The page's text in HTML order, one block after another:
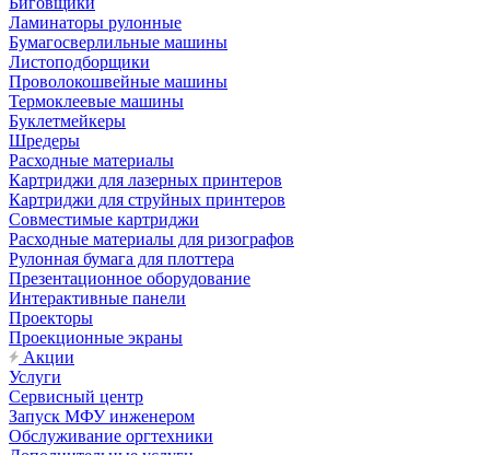
Ламинаторы рулонные
Бумагосверлильные машины
Листоподборщики
Проволокошвейные машины
Термоклеевые машины
Буклетмейкеры
Шредеры
Расходные материалы
Картриджи для лазерных принтеров
Картриджи для струйных принтеров
Совместимые картриджи
Расходные материалы для ризографов
Рулонная бумага для плоттера
Презентационное оборудование
Интерактивные панели
Проекторы
Проекционные экраны
Акции
Услуги
Сервисный центр
Запуск МФУ инженером
Обслуживание оргтехники